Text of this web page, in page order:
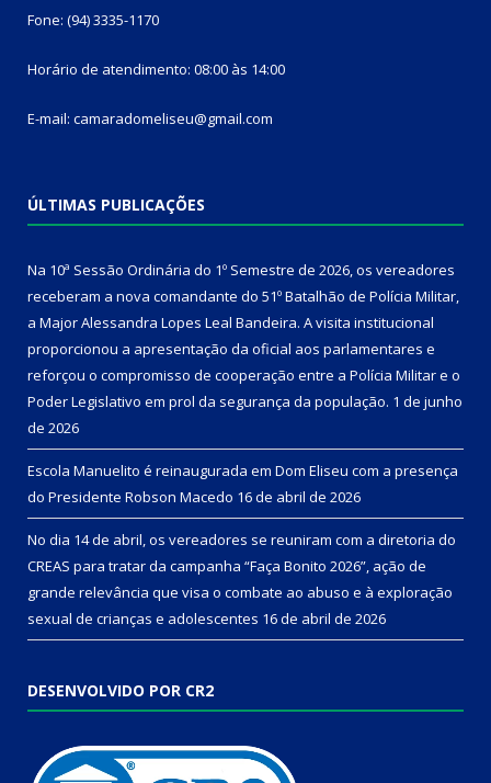
Fone: (94) 3335-1170
Horário de atendimento: 08:00 às 14:00
E-mail: camaradomeliseu@gmail.com
ÚLTIMAS PUBLICAÇÕES
Na 10ª Sessão Ordinária do 1º Semestre de 2026, os vereadores
receberam a nova comandante do 51º Batalhão de Polícia Militar,
a Major Alessandra Lopes Leal Bandeira. A visita institucional
proporcionou a apresentação da oficial aos parlamentares e
reforçou o compromisso de cooperação entre a Polícia Militar e o
Poder Legislativo em prol da segurança da população. 1 de junho
de 2026
Escola Manuelito é reinaugurada em Dom Eliseu com a presença
do Presidente Robson Macedo 16 de abril de 2026
No dia 14 de abril, os vereadores se reuniram com a diretoria do
CREAS para tratar da campanha “Faça Bonito 2026”, ação de
grande relevância que visa o combate ao abuso e à exploração
sexual de crianças e adolescentes 16 de abril de 2026
DESENVOLVIDO POR CR2